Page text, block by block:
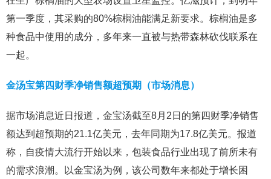
第一季度，其采购的80%棕榈油能满足新要求。棕榈油是多
种食品中使用的成分，多年来一直被与热带森林砍伐联系在
一起。
金汤宝第四财季净销售额超预期（市场消息）
据市场消息近日报道，金宝汤截至8月2日的第四财季净销售
额达到超预期的21.1亿美元，去年同期为17.8亿美元。报道
称，自疫情大流行开始以来，包装食品行业出现了前所未有
的需求浪潮。以金宝汤为例，该公司数年来都处于增长困